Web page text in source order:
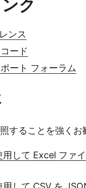
ク
ンス
ード
ート フォーラム
することを強くお
して Excel ファ